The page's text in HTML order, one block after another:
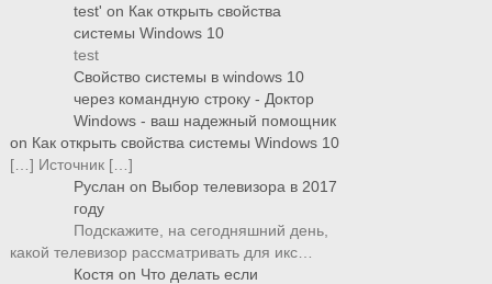
test' on Как открыть свойства
системы Windows 10
test
Свойство системы в windows 10
через командную строку - Доктор
Windows - ваш надежный помощник
on Как открыть свойства системы Windows 10
[…] Источник […]
Руслан on Выбор телевизора в 2017
году
Подскажите, на сегодняшний день,
какой телевизор рассматривать для икс…
Костя on Что делать если